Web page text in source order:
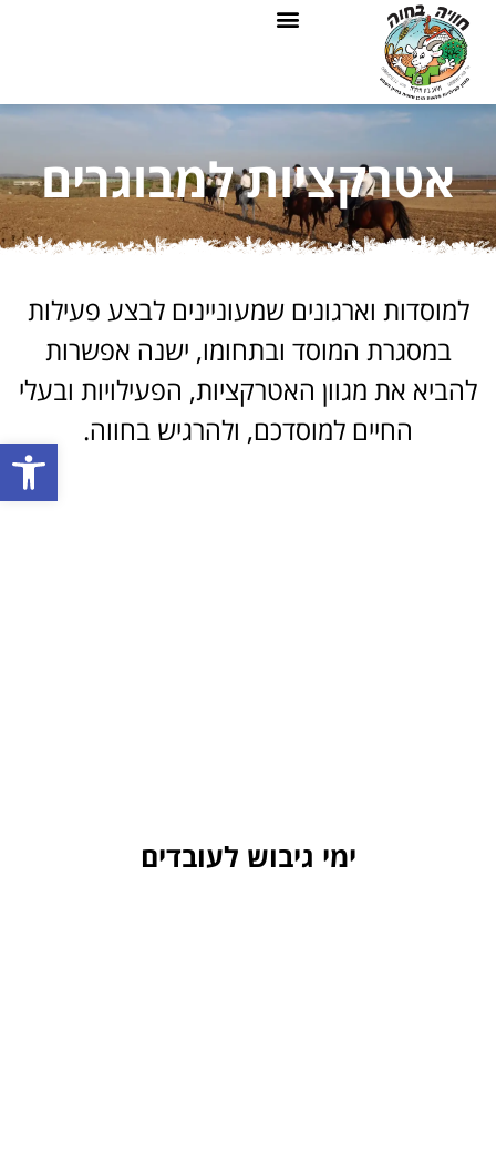
פתח
אטרקציות למבוגרים
למוסדות וארגונים שמעוניינים לבצע פעילות
במסגרת המוסד ובתחומו, ישנה אפשרות
להביא את מגוון האטרקציות, הפעילויות ובעלי
החיים למוסדכם, ולהרגיש בחווה.
ימי גיבוש לעובדים